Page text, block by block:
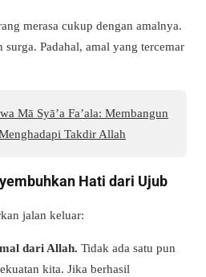
merasa cukup dengan amalnya.
Padahal, amal yang tercemar
Mā Syā’a Fa’ala: Membangun
Takdir Allah
Hati dari Ujub
jalan keluar:
dari Allah. Tidak ada satu pun
kita. Jika berhasil